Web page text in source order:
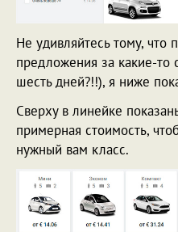
Не удивляйтесь тому, что
предложения за какие-то
шесть дней?!!), я ниже
Сверху в линейке
примерная стоимость,
нужный вам класс.